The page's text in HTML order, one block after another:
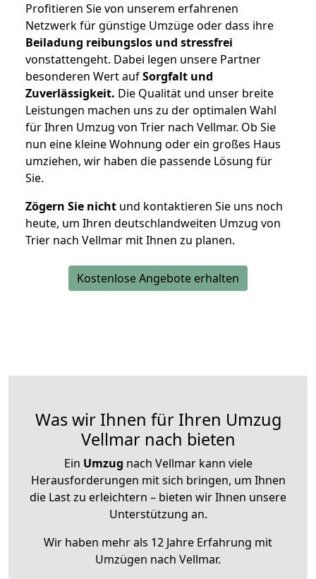
Profitieren Sie von unserem erfahrenen
Netzwerk für günstige Umzüge oder dass ihre
Beiladung reibungslos und stressfrei
vonstattengeht. Dabei legen unsere Partner
besonderen Wert aufSorgfalt und
Zuverlässigkeit. Die Qualität und unser breite
Leistungen machen uns zu der optimalen Wahl
für Ihren Umzug von Trier nach Vellmar. Ob Sie
nun eine kleine Wohnung oder ein großes Haus
umziehen, wir haben die passende Lösung für
Sie.
Zögern Sie nicht und kontaktieren Sie uns noch
heute, um Ihren deutschlandweiten Umzug von
Trier nach Vellmar mit Ihnen zu planen.
Kostenlose Angebote erhalten
Was wir Ihnen für Ihren Umzug
Vellmar nach bieten
Ein Umzug nach Vellmar kann viele
Herausforderungen mit sich bringen, um Ihnen
die Last zu erleichtern – bieten wir Ihnen unsere
Unterstützung an.
Wir haben mehr als 12 Jahre Erfahrung mit
Umzügen nach Vellmar.